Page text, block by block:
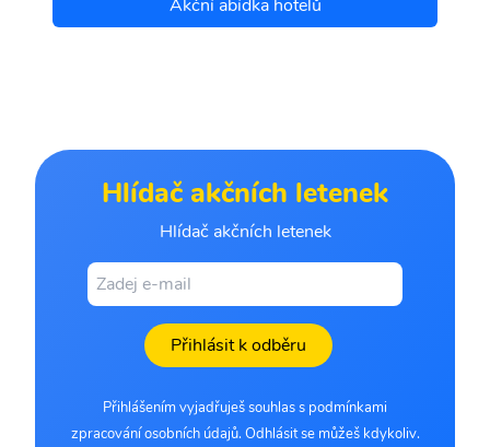
Akční abídka hotelů
Hlídač akčních letenek
Hlídač akčních letenek
Přihlásit k odběru
Přihlášením vyjadřuješ souhlas s podmínkami
zpracování osobních údajů. Odhlásit se můžeš kdykoliv.